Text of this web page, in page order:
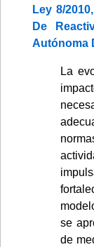
Ley 8/
De
Autónoma
La
se
de